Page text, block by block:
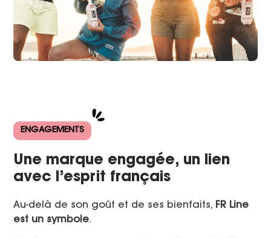
ENGAGEMENTS
Une marque engagée, un lien
avec l’esprit français
Au-delà de son goût et de ses bienfaits, FR Line
est un symbole.